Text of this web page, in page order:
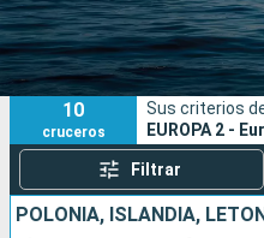
Fecha de salida
Puertos
10
cruceros
Sus criterios
EUROPA 2 -
Filtrar